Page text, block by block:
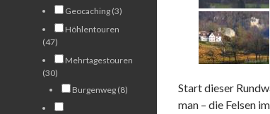
Start dieser
man – die Felsen
Geocaching (3)
Höhlentouren
(47)
Mehrtagestouren
(30)
Burgenweg (8)